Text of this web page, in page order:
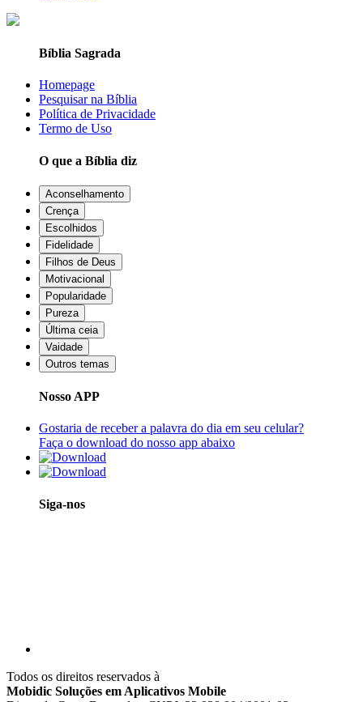
Bíblia Sagrada
Homepage
Pesquisar na Bíblia
Política de Privacidade
Termo de Uso
O que a Bíblia diz
Aconselhamento
Crença
Escolhidos
Fidelidade
Filhos de Deus
Motivacional
Popularidade
Pureza
Última ceia
Vaidade
Outros temas
Nosso APP
Gostaria de receber a palavra do dia em seu celular?
Faça o download do nosso app abaixo
Siga-nos
Todos os direitos reservados à
Mobidic Soluções em Aplicativos Mobile